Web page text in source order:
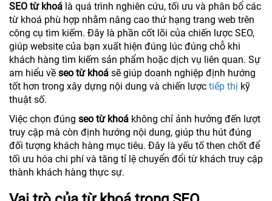
SEO từ khoá là quá trình nghiên cứu, tối ưu và phân bổ các
từ khoá phù hợp nhằm nâng cao thứ hạng trang web trên
công cụ tìm kiếm. Đây là phần cốt lõi của chiến lược SEO,
giúp website của bạn xuất hiện đúng lúc đúng chỗ khi
khách hàng tìm kiếm sản phẩm hoặc dịch vụ liên quan. Sự
am hiểu về seo từ khoá sẽ giúp doanh nghiệp định hướng
tốt hơn trong xây dựng nội dung và chiến lược tiếp thị kỹ
thuật số.
Việc chọn đúng seo từ khoá không chỉ ảnh hưởng đến lượt
truy cập mà còn định hướng nội dung, giúp thu hút đúng
đối tượng khách hàng mục tiêu. Đây là yếu tố then chốt để
tối ưu hóa chi phí và tăng tỉ lệ chuyển đổi từ khách truy cập
thành khách hàng thực sự.